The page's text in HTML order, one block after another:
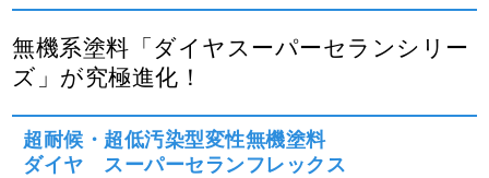
無機系塗料「ダイヤスーパーセランシリー
ズ」が究極進化！
超耐候・超低汚染型変性無機塗料
ダイヤ スーパーセランフレックス